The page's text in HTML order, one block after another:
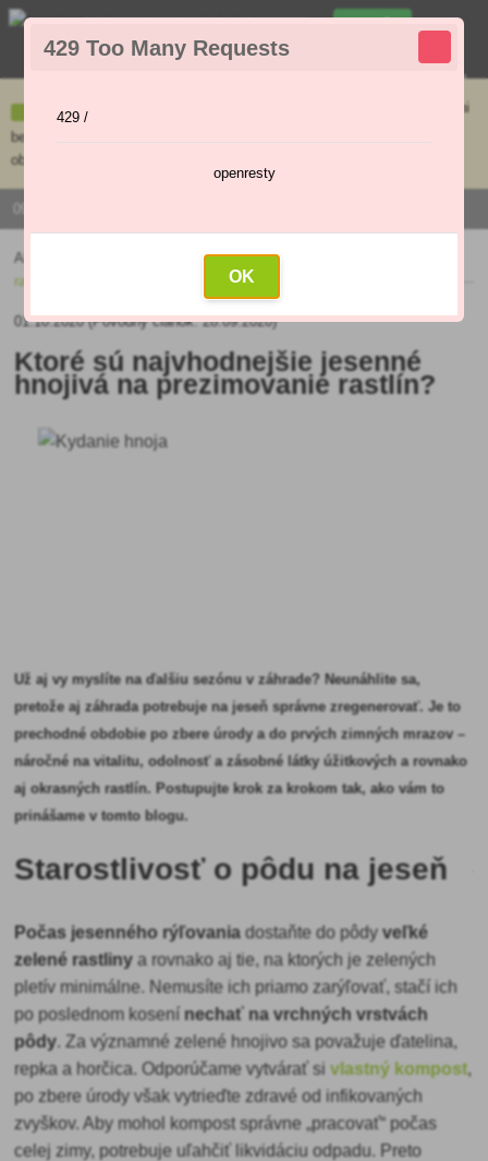
429 Too Many Requests
429 /
openresty
OK
Ceny uvedené na e-shope sa môžu líšiť od cien v kamennej predajni
bez objednávky. Tovar skladom pripravíme do 30 min na základe
objednávky. Predajňa je v sobotu zatvorená.
Menu
Aktuality
Ktoré sú najvhodnejšie jesenné hnojivá na prezimovanie
rastlín?
01.10.2020 (Pôvodný článok: 28.09.2020)
Ktoré sú najvhodnejšie jesenné
hnojivá na prezimovanie rastlín?
Už aj vy myslíte na ďalšiu sezónu v záhrade? Neunáhlite sa,
pretože aj záhrada potrebuje na jeseň správne zregenerovať. Je to
prechodné obdobie po zbere úrody a do prvých zimných mrazov –
náročné na vitalitu, odolnosť a zásobné látky úžitkových a rovnako
aj okrasných rastlín. Postupujte krok za krokom tak, ako vám to
prinášame v tomto blogu.
Starostlivosť o pôdu na jeseň
Počas jesenného rýľovania dostaňte do pôdyveľké
zelené rastliny a rovnako aj tie, na ktorých je zelených
pletív minimálne. Nemusíte ich priamo zarýľovať, stačí ich
po poslednom kosenínechať na vrchných vrstvách
pôdy. Za významné zelené hnojivo sa považuje ďatelina,
repka a horčica. Odporúčame vytvárať sivlastný kompost,
po zbere úrody však vytrieďte zdravé od infikovaných
zvyškov. Aby mohol kompost správne „pracovať“ počas
celej zimy, potrebuje uľahčiť likvidáciu odpadu. Preto